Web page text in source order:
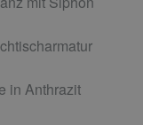
in Anthrazit